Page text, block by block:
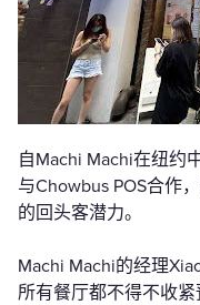
自Machi Machi在纽约
与Chowbus POS合作
的回头客潜力。
Machi Machi的经理
所有餐厅都不得不收